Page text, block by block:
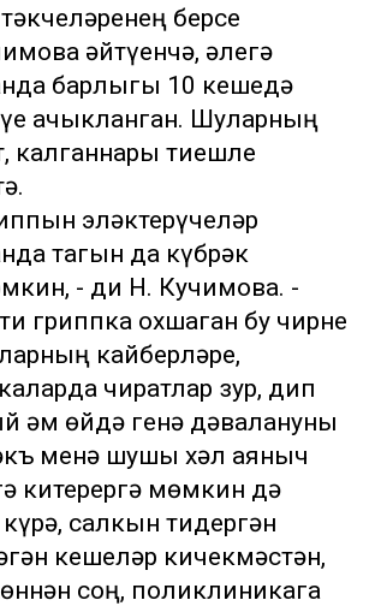
берсе
әйтүенчә, әлегә
барлыгы 10 кешедә
ачыкланган. Шуларның
калганнары тиешле
эләктерүчеләр
тагын да күбрәк
- ди Н. Кучимова. -
гриппка охшаган бу чирне
кайберләре,
чиратлар зур, дип
һәм өйдә генә дәвалануны
менә шушы хәл аяныч
китерергә мөмкин дә
салкын тидергән
кешеләр кичекмәстән,
соң, поликлиникага